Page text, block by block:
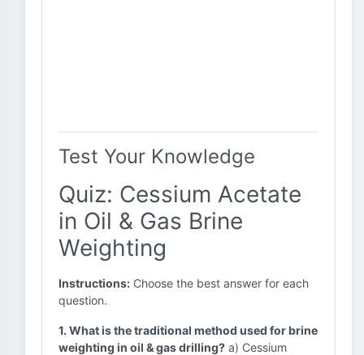
Test Your Knowledge
Quiz: Cessium Acetate
in Oil & Gas Brine
Weighting
Instructions: Choose the best answer for each
question.
1. What is the traditional method used for brine
weighting in oil & gas drilling? a) Cessium